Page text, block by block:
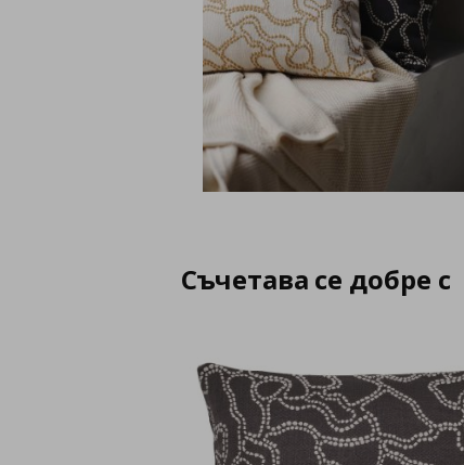
Съчетава се добре с